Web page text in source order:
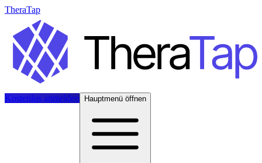
TheraTap
Kostenlos anmelden Hauptmenü öffnen